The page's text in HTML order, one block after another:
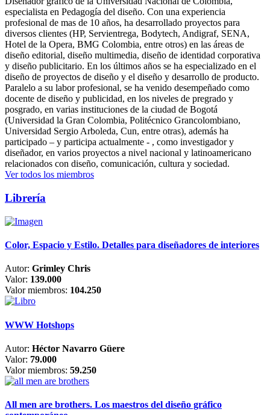
especialista en Pedagogía del diseño. Con una experiencia
profesional de mas de 10 años, ha desarrollado proyectos para
diversos clientes (HP, Servientrega, Bodytech, Andigraf, SENA,
Hotel de la Opera, BMG Colombia, entre otros) en las áreas de
diseño editorial, diseño multimedia, diseño de identidad corporativa
y diseño publicitario. En los últimos años se ha especializado en el
diseño de proyectos de diseño y el diseño y desarrollo de producto.
Paralelo a su labor profesional, se ha venido desempeñado como
docente de diseño y publicidad, en los niveles de pregrado y
posgrado, en varias instituciones de la ciudad de Bogotá
(Universidad la Gran Colombia, Politécnico Grancolombiano,
Universidad Sergio Arboleda, Cun, entre otras), además ha
participado – y participa actualmente - , como investigador y
diseñador, en varios proyectos a nivel nacional y latinoamericano
relacionados con diseño, comunicación, cultura y sociedad.
Ver todos los miembros
Librería
Color, Espacio y Estilo. Detalles para diseñadores de interiores
Autor: Grimley Chris
Valor: 139.000
Valor miembros: 104.250
WWW Hotshops
Autor: Héctor Navarro Güere
Valor: 79.000
Valor miembros: 59.250
All men are brothers. Los maestros del diseño gráfico